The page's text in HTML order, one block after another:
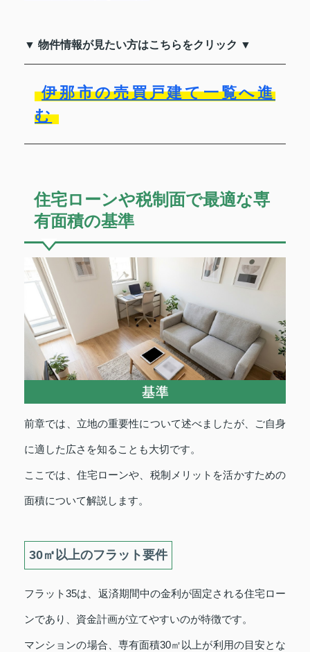
▼ 物件情報が見たい方はこちらをクリック ▼
伊那市の売買戸建て一覧へ進
む
住宅ローンや税制面で最適な専
有面積の基準
前章では、立地の重要性について述べましたが、ご自身
に適した広さを知ることも大切です。
ここでは、住宅ローンや、税制メリットを活かすための
面積について解説します。
30㎡以上のフラット要件
フラット35は、返済期間中の金利が固定される住宅ロー
ンであり、資金計画が立てやすいのが特徴です。
マンションの場合、専有面積30㎡以上が利用の目安とな